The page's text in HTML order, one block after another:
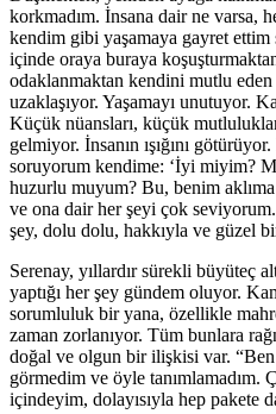
korkmadım. İnsana dair ne varsa,
kendim gibi yaşamaya gayret ettim
içinde oraya buraya
odaklanmaktan kendini mutlu
uzaklaşıyor. Yaşamayı unutuyor.
Küçük nüansları, küçük
gelmiyor. İnsanın ışığını
soruyorum kendime: ‘İyi miyim?
huzurlu muyum? Bu, benim aklıma
ve ona dair her şeyi çok
şey, dolu dolu, hakkıyla ve güzel
Serenay, yıllardır sürekli büyüteç
yaptığı her şey gündem oluyor.
sorumluluk bir yana, özellikle
zaman zorlanıyor. Tüm bunlara
doğal ve olgun bir ilişkisi var. “Ben
görmedim ve öyle
içindeyim, dolayısıyla hep pakete